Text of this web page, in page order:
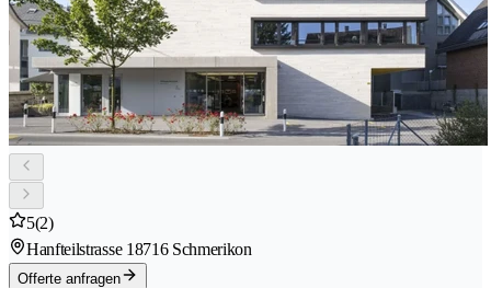
5(2)
Hanfteilstrasse 18716 Schmerikon
Offerte anfragen